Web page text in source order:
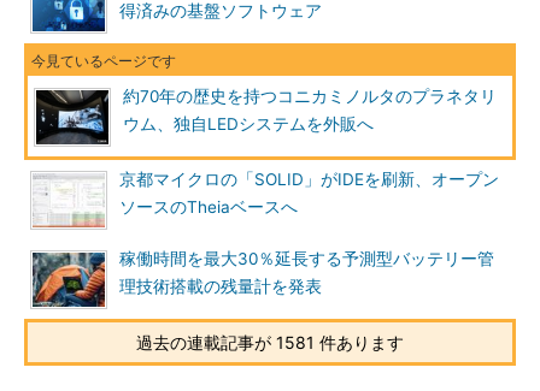
得済みの基盤ソフトウェア
約70年の歴史を持つコニカミノルタのプラネタリ
ウム、独自LEDシステムを外販へ
京都マイクロの「SOLID」がIDEを刷新、オープン
ソースのTheiaベースへ
稼働時間を最大30％延長する予測型バッテリー管
理技術搭載の残量計を発表
過去の連載記事が 1581 件あります